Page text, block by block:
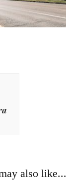
also like...